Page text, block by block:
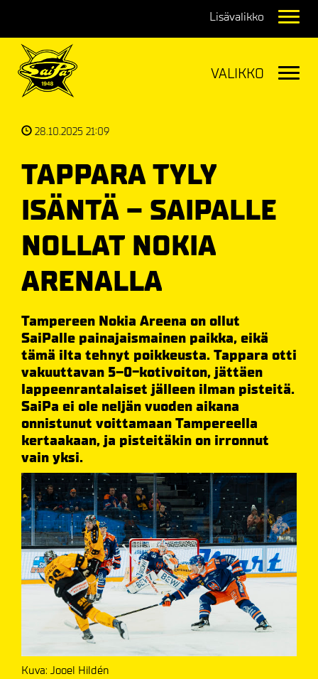
28.10.2025 21:09
TAPPARA TYLY
ISÄNTÄ – SAIPALLE
NOLLAT NOKIA
ARENALLA
Tampereen Nokia Areena on ollut
SaiPalle painajaismainen paikka, eikä
tämä ilta tehnyt poikkeusta. Tappara otti
vakuuttavan 5–0-kotivoiton, jättäen
lappeenrantalaiset jälleen ilman pisteitä.
SaiPa ei ole neljän vuoden aikana
onnistunut voittamaan Tampereella
kertaakaan, ja pisteitäkin on irronnut
vain yksi.
Kuva: Jooel Hildén